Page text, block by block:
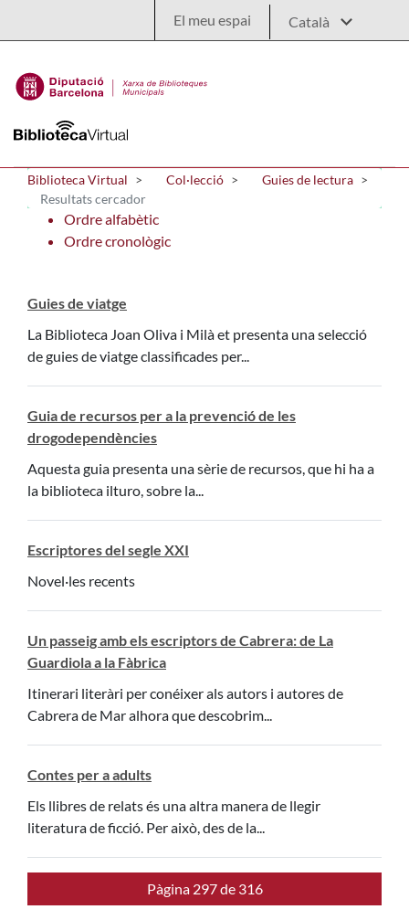
El meu espai
Biblioteca Virtual Col·lecció
Guies de lectura
Resultats cercador
Ordre alfabètic
Ordre cronològic
Guies de viatge
La Biblioteca Joan Oliva i Milà et presenta una selecció
de guies de viatge classificades per...
Guia de recursos per a la prevenció de les
drogodependències
Aquesta guia presenta una sèrie de recursos, que hi ha a
la biblioteca ilturo, sobre la...
Escriptores del segle XXI
Novel·les recents
Un passeig amb els escriptors de Cabrera: de La
Guardiola a la Fàbrica
Itinerari literàri per conéixer als autors i autores de
Cabrera de Mar alhora que descobrim...
Contes per a adults
Els llibres de relats és una altra manera de llegir
literatura de ficció. Per això, des de la...
Pàgina 297 de 316